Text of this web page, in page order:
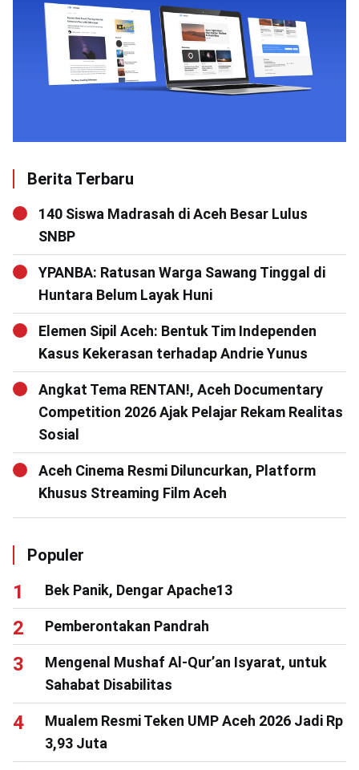
Berita Terbaru
140 Siswa Madrasah di Aceh Besar Lulus
SNBP
YPANBA: Ratusan Warga Sawang Tinggal di
Huntara Belum Layak Huni
Elemen Sipil Aceh: Bentuk Tim Independen
Kasus Kekerasan terhadap Andrie Yunus
Angkat Tema RENTAN!, Aceh Documentary
Competition 2026 Ajak Pelajar Rekam Realitas
Sosial
Aceh Cinema Resmi Diluncurkan, Platform
Khusus Streaming Film Aceh
Populer
Bek Panik, Dengar Apache13
Pemberontakan Pandrah
Mengenal Mushaf Al-Qur’an Isyarat, untuk
Sahabat Disabilitas
Mualem Resmi Teken UMP Aceh 2026 Jadi Rp
3,93 Juta